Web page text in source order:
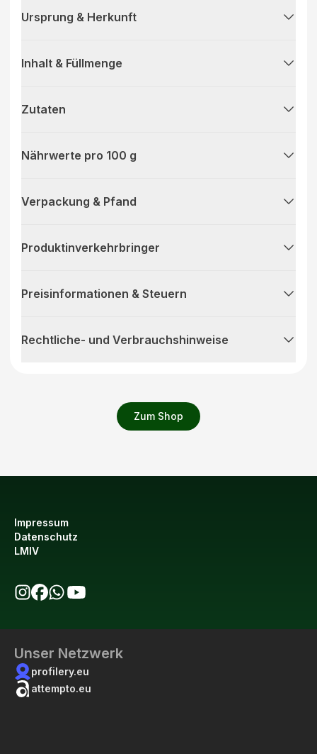
Zum Shop
Ursprung & Herkunft
Inhalt & Füllmenge
Zutaten
Nährwerte pro 100 g
Verpackung & Pfand
Produktinverkehrbringer
Preisinformationen & Steuern
Rechtliche- und Verbrauchshinweise
Impressum
Datenschutz
LMIV
Unser Netzwerk
profilery.eu
attempto.eu